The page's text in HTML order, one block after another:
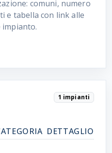
comuni, numero
e tabella con link alle
impianto.
1 impianti
DETTAGLIO